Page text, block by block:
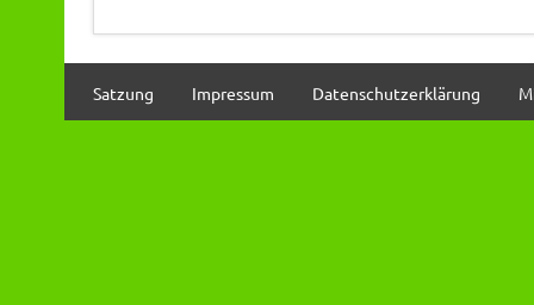
Satzung Impressum Datenschutzerklärung